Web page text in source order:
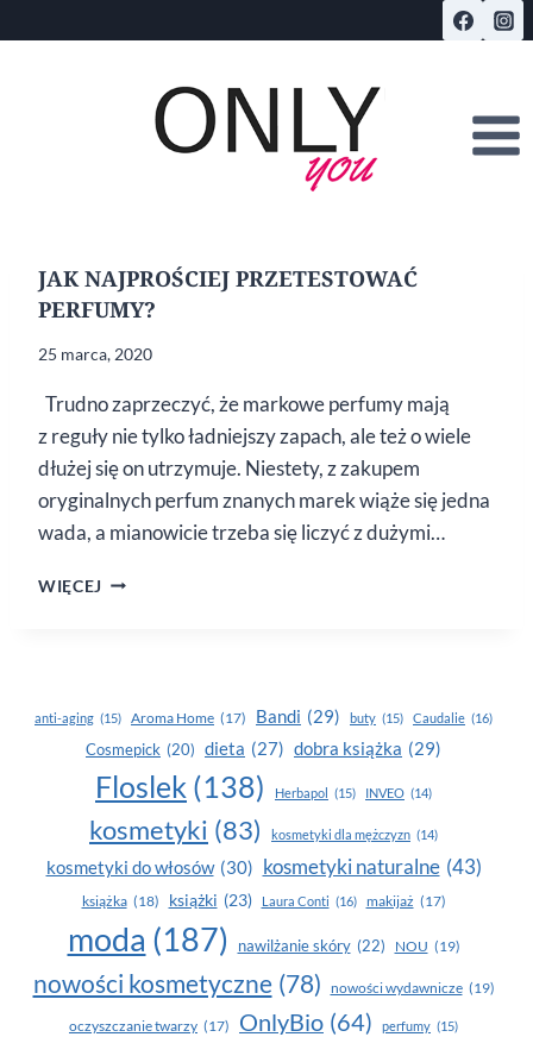
do
JAK NAJPROŚCIEJ PRZETESTOWAĆ
PERFUMY?
25 marca, 2020
Trudno zaprzeczyć, że markowe perfumy mają
z reguły nie tylko ładniejszy zapach, ale też o wiele
dłużej się on utrzymuje. Niestety, z zakupem
oryginalnych perfum znanych marek wiąże się jedna
wada, a mianowicie trzeba się liczyć z dużymi…
WIĘCEJ JAK
anti-aging (15) Aroma Home (17) Bandi (29) buty (15) Caudalie (16)
Cosmepick (20) dieta (27) dobra książka (29)
Floslek (138) Herbapol (15) INVEO (14)
kosmetyki (83) kosmetyki dla mężczyzn (14)
kosmetyki do włosów (30) kosmetyki naturalne (43)
książka (18) książki (23) Laura Conti (16) makijaż (17)
moda (187) nawilżanie skóry (22) NOU (19)
nowości kosmetyczne (78) nowości wydawnicze (19)
oczyszczanie twarzy (17) OnlyBio (64) perfumy (15)